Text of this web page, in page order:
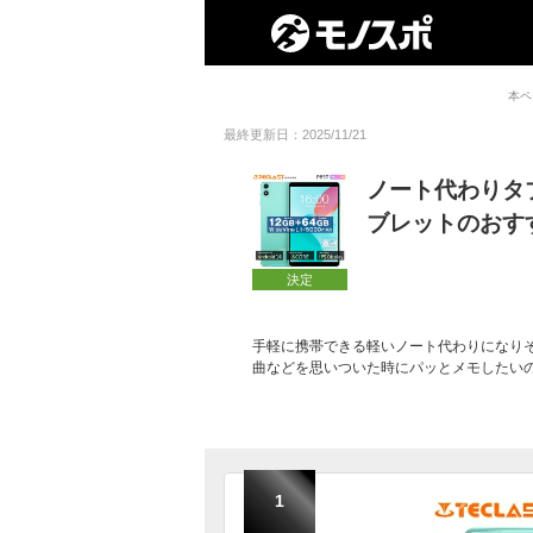
本
最終更新日：2025/11/21
決定
ノート代わり
ブレットのおす
手軽に携帯できる軽いノート代わりになり
曲などを思いついた時にパッとメモしたい
1